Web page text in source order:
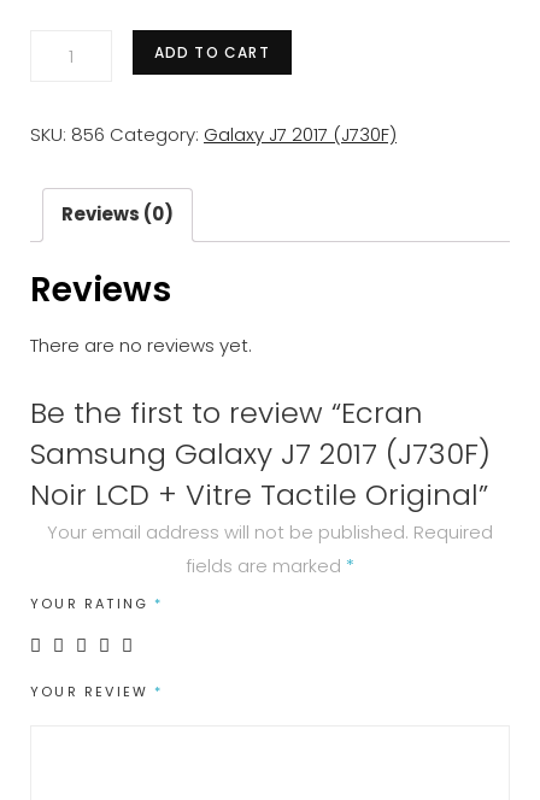
Ecran
J7
(J730F)
Noir
LCD
Vitre
Original
quantity
ADD TO CART
SKU: 856 Category: Galaxy J7 2017 (J730F)
Reviews (0)
Reviews
There are no reviews yet.
Be the first to review “Ecran
Samsung Galaxy J7 2017 (J730F)
Noir LCD + Vitre Tactile Original”
Your email address will not be published. Required
fields are marked *
YOUR RATING *
YOUR REVIEW *